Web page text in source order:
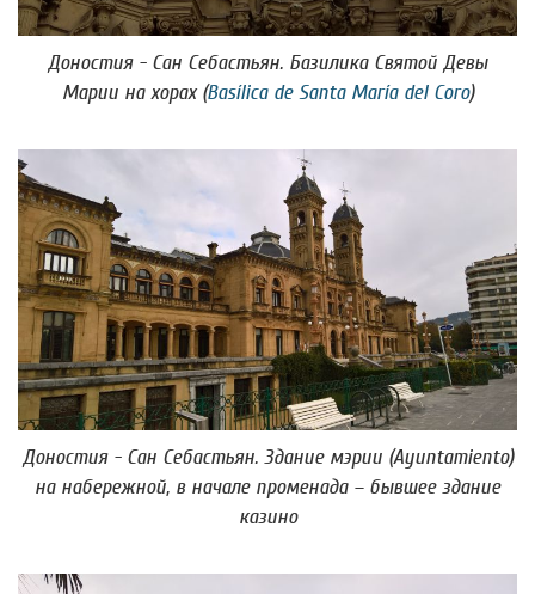
Доностия - Сан Себастьян. Базилика Святой Девы
Марии на хорах (Basílica de Santa María del Coro)
Доностия - Сан Себастьян. Здание мэрии (Ayuntamiento)
на набережной, в начале променада – бывшее здание
казино